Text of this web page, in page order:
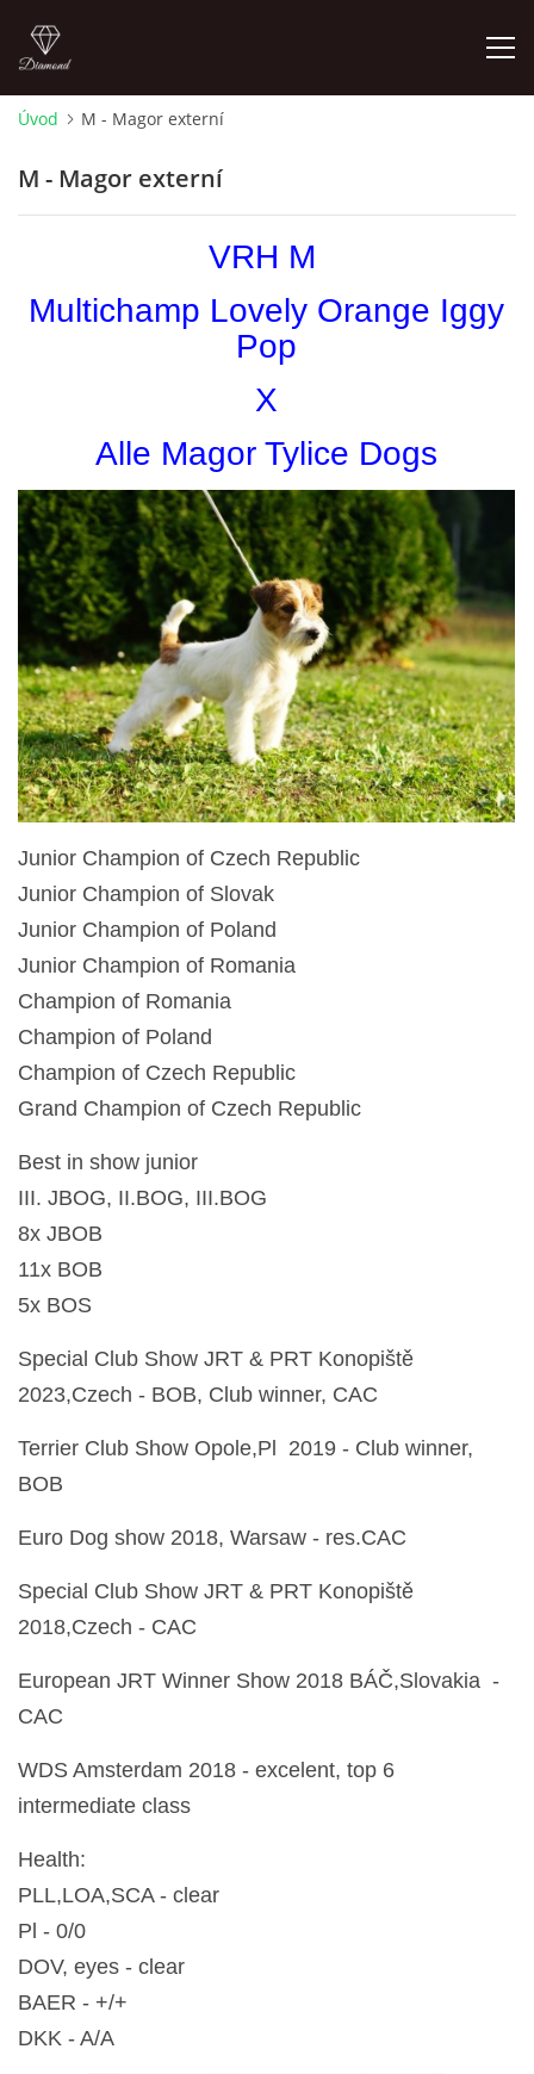
NOVINKY 2026
JRT ADMIKO+LOV/ JRT ADMIKO + HUNTING
HISTORIE JACK RUSSELL TERIERA
NAŠI PSI / OUR DOGS
ODCHOVY / LITTERS
KONTAKT
ARCHIV NOVINEK
Úvod M - Magor externí
M - Magor externí
VRH M
Multichamp Lovely Orange Iggy
Pop
X
Alle Magor Tylice Dogs
Junior Champion of Czech Republic
Junior Champion of Slovak
Junior Champion of Poland
Junior Champion of Romania
Champion of Romania
Champion of Poland
Champion of Czech Republic
Grand Champion of Czech Republic
Best in show junior
III. JBOG, II.BOG, III.BOG
8x JBOB
11x BOB
5x BOS
Special Club Show JRT & PRT Konopiště
2023,Czech - BOB, Club winner, CAC
Terrier Club Show Opole,Pl 2019 - Club winner,
BOB
Euro Dog show 2018, Warsaw - res.CAC
Special Club Show JRT & PRT Konopiště
2018,Czech - CAC
European JRT Winner Show 2018 BÁČ,Slovakia -
CAC
WDS Amsterdam 2018 - excelent, top 6
intermediate class
Health:
PLL,LOA,SCA - clear
Pl - 0/0
DOV, eyes - clear
BAER - +/+
DKK - A/A